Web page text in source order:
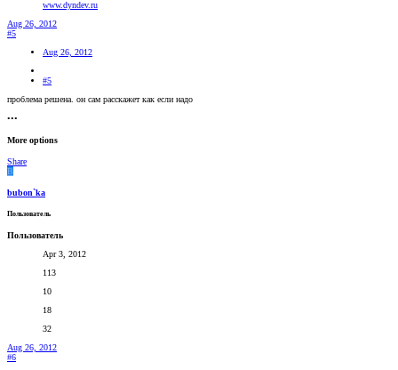
www.dyndev.ru
Aug 26, 2012
#5
Aug 26, 2012
#5
проблема решена. он сам расскажет как если надо
•••
More options
Share
B
bubon`ka
Пользователь
Пользователь
Apr 3, 2012
113
10
18
32
Aug 26, 2012
#6